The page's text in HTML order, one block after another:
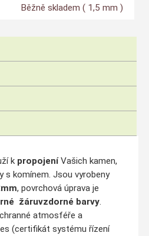
Běžně skladem ( 1,5 mm )
kpropojeníVašich kamen,
s komínem. Jsou vyrobeny
, povrchová úprava je
žáruvzdorné barvy.
atmosféře a
(certifikát systému řízení